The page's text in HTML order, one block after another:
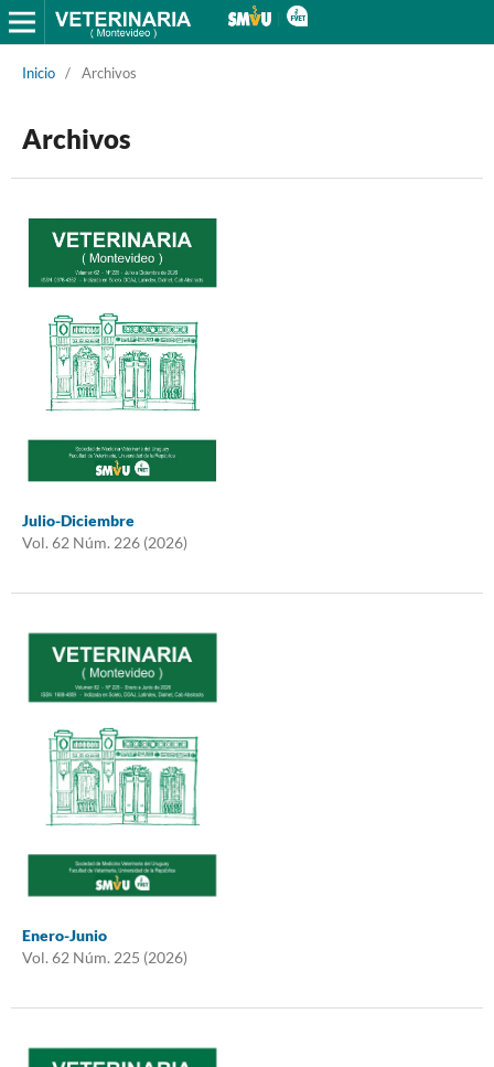
Inicio / Archivos
Archivos
Julio-Diciembre
Vol. 62 Núm. 226 (2026)
Enero-Junio
Vol. 62 Núm. 225 (2026)